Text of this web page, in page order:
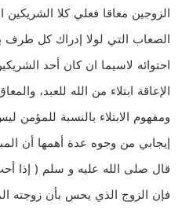
الزوجين معاقا فعلي كلا الشريكين
الصعاب التي لولا إدراك كل
احتوائه لاسيما ان كان أحد
الإعاقة ابتلاء من الله للعبد،
ومفهوم الابتلاء بالنسبة
إيجابي من وجوه عدة أهمها أن
قال صلى الله عليه و سلم ( إذا
فإن الزوج الذي يحس بأن زوجته